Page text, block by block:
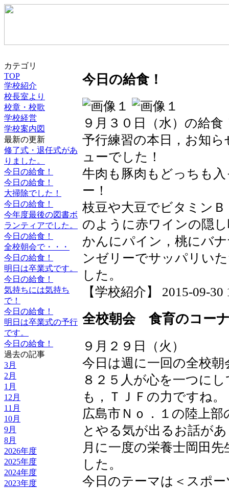
カテゴリ
TOP
学校紹介
校長室より
校章・校歌
学校経営
学校案内図
最新の更新
修了式・退任式があ
りました。
今日の給食！
今日の給食！
大掃除でした！
今日の給食！
今年度最後の図書ボ
ランティアでした。
今日の給食！
全校朝会で・・・
今日の給食！
明日は卒業式です。
今日の給食！
気持ちには気持ち
で！
今日の給食！
明日は卒業式の予行
です。
今日の給食！
過去の記事
3月
2月
1月
12月
11月
10月
9月
8月
2026年度
2025年度
2024年度
2023年度
今日の給食！
９月３０日（水）の給食
予行練習の本日，お知
ューでした！
牛肉も豚肉もどっちも
ー！
枝豆や大豆でビタミン
のように赤ワインの隠
かんにパイン，桃にバ
ンゼリーでサッパリい
した。
【学校紹介】 2015-09-30
全校朝会 食育のコー
９月２９日（火）
今日は週に一回の全校朝
８２５人が心を一つに
も，ＴＪＦの力ですね。
広島市Ｎｏ．１の陸上
とやる気が出るお話が
月に一度の栄養士岡田
した。
今日のテーマは＜スポ